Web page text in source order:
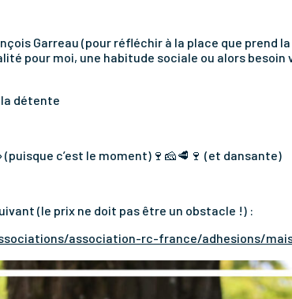
Garreau (pour réfléchir à la place que prend la
pour moi, une habitude sociale ou alors besoin
la détente
(puisque c’est le moment)🍷🧀🥩🍷 (et dansante)
(le prix ne doit pas être un obstacle !) :
association-rc-france/adhesions/